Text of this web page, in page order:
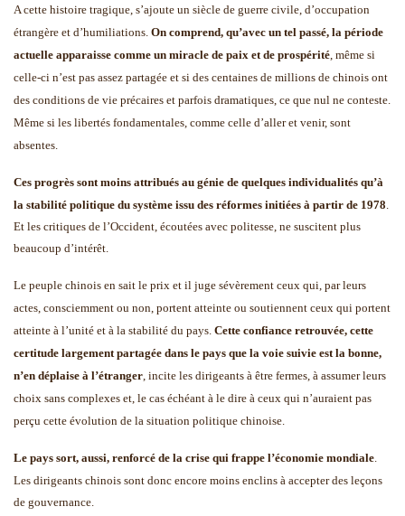
A cette histoire tragique, s’ajoute un siècle de guerre civile, d’occupation
étrangère et d’humiliations. On comprend, qu’avec un tel passé, la période
actuelle apparaisse comme un miracle de paix et de prospérité, même si
celle-ci n’est pas assez partagée et si des centaines de millions de chinois ont
des conditions de vie précaires et parfois dramatiques, ce que nul ne conteste.
Même si les libertés fondamentales, comme celle d’aller et venir, sont
absentes.
Ces progrès sont moins attribués au génie de quelques individualités qu’à
la stabilité politique du système issu des réformes initiées à partir de 1978.
Et les critiques de l’Occident, écoutées avec politesse, ne suscitent plus
beaucoup d’intérêt.
Le peuple chinois en sait le prix et il juge sévèrement ceux qui, par leurs
actes, consciemment ou non, portent atteinte ou soutiennent ceux qui portent
atteinte à l’unité et à la stabilité du pays. Cette confiance retrouvée, cette
certitude largement partagée dans le pays que la voie suivie est la bonne,
n’en déplaise à l’étranger, incite les dirigeants à être fermes, à assumer leurs
choix sans complexes et, le cas échéant à le dire à ceux qui n’auraient pas
perçu cette évolution de la situation politique chinoise.
Le pays sort, aussi, renforcé de la crise qui frappe l’économie mondiale.
Les dirigeants chinois sont donc encore moins enclins à accepter des leçons
de gouvernance.